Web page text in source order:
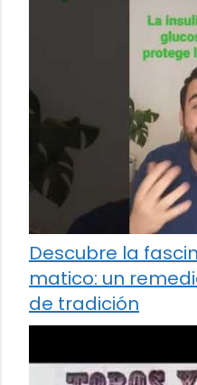
Descubre la
matico: un
de tradición